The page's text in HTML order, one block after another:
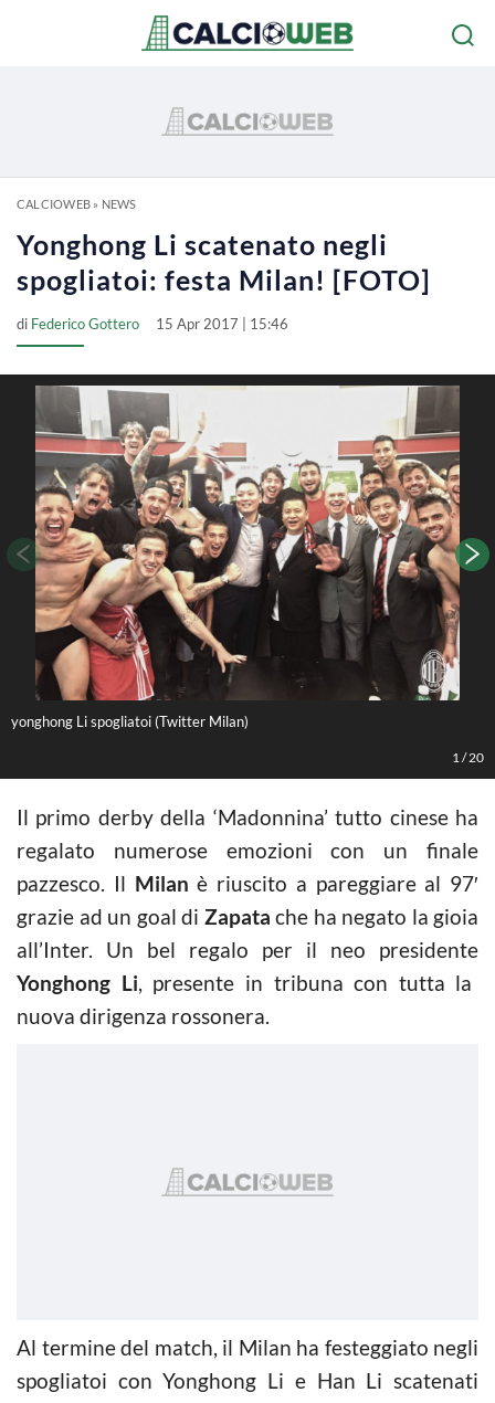
CALCIOWEB» NEWS
Yonghong Li scatenato negli
spogliatoi: festa Milan! [FOTO]
di Federico Gottero 15 Apr 2017 | 15:46
yonghong Li spogliatoi (Twitter Milan)
1 /20
Il primo derby della ‘Madonnina’ tutto cinese ha
regalato numerose emozioni con un finale
pazzesco. Il Milan è riuscito a pareggiare al 97′
grazie ad un goal di Zapata che ha negato la gioia
all’Inter. Un bel regalo per il neo presidente
Yonghong Li, presente in tribuna con tutta la
nuova dirigenza rossonera.
Al termine del match, il Milan ha festeggiato negli
spogliatoi con Yonghong Li e Han Li scatenati